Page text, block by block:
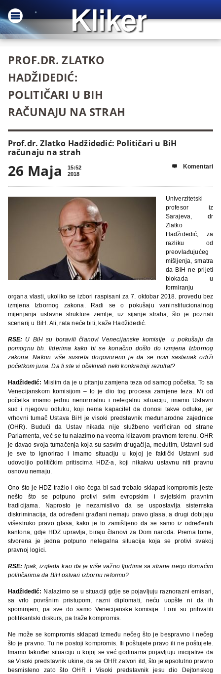
PROF.DR. ZLATKO
HADŽIDEDIĆ:
POLITIČARI U BIH
RAČUNAJU NA STRAH
Prof.dr. Zlatko Hadžidedić: Političari u BiH
računaju na strah
26 Maja
15:52
2018
 Komentari
Univerzitetski
profesor iz
Sarajeva, dr
Zlatko
Hadžidedić, za
razliku od
preovlađujućeg
mišljenja, smatra
da BiH ne prijeti
blokada u
formiranju
organa vlasti, ukoliko se izbori raspisani za 7. oktobar 2018. provedu bez
izmjena Izbornog zakona. Radi se o pokušaju vaninstitucionalnog
mijenjanja ustavne strukture zemlje, uz sijanje straha, što je poznati
scenarij u BiH. Ali, rata neće biti, kaže Hadžidedić.
RSE: U BiH su boravili članovi Venecijanske komisije u pokušaju da
pomognu bh. liderima kako bi se konačno došlo do izmjena Izbornog
zakona. Nakon više susreta dogovoreno je da se novi sastanak održi
početkom juna. Da li ste vi očekivali neki konkretniji rezultat?
Hadžidedić: Mislim da je u pitanju zamjena teza od samog početka. To sa
Venecijanskom komisijom – to je dio tog procesa zamjene teza. Mi od
početka imamo jednu nenormalnu i nelegalnu situaciju, imamo Ustavni
sud i njegovu odluku, koji nema kapacitet da donosi takve odluke, jer
vrhovni tumač Ustava BiH je visoki predstavnik međunarodne zajednice
(OHR). Budući da Ustav nikada nije službeno verificiran od strane
Parlamenta, već se tu nalazimo na veoma klizavom pravnom terenu. OHR
je davao svoja tumačenja koja su sasvim drugačija, međutim, Ustavni sud
je sve to ignorirao i imamo situaciju u kojoj je faktički Ustavni sud
udovoljio političkim pritiscima HDZ-a, koji nikakvu ustavnu niti pravnu
osnovu nemaju.
Ono što je HDZ tražio i oko čega bi sad trebalo sklapati kompromis jeste
nešto što se potpuno protivi svim evropskim i svjetskim pravnim
tradicijama. Naprosto je nezamislivo da se uspostavlja sistemska
diskriminacija, da određeni građani nemaju pravo glasa, a drugi dobijaju
višestruko pravo glasa, kako je to zamišljeno da se samo iz određenih
kantona, gdje HDZ upravlja, biraju članovi za Dom naroda. Prema tome,
stvorena je jedna potpuno nelegalna situacija koja se protivi svakoj
pravnoj logici.
RSE: Ipak, izgleda kao da je više važno ljudima sa strane nego domaćim
političarima da BiH ostvari izbornu reformu?
Hadžidedić: Nalazimo se u situaciji gdje se pojavljuju raznorazni emisari,
sa vrlo površnim pristupom, razni diplomati, neću uopšte ni da ih
spominjem, pa sve do samo Venecijanske komisije. I oni su prihvatili
politikantski diskurs, pa traže kompromis.
Ne može se kompromis sklapati između nečeg što je bespravno i nečeg
što je pravno. Tu ne postoji kompromis. Ili poštujete pravo ili ne poštujete.
Imamo također situaciju u kojoj se već godinama pojavljuju inicijative da
se Visoki predstavnik ukine, da se OHR zatvori itd, što je apsolutno pravno
besmisleno zato što OHR i Visoki predstavnik jesu dio Dejtonskog